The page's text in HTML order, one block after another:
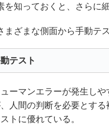
を知っておくと、さらに
ざまな側面から手動テ
テスト
ューマンエラーが発生しや
人間の判断を必要とする
トに優れている。